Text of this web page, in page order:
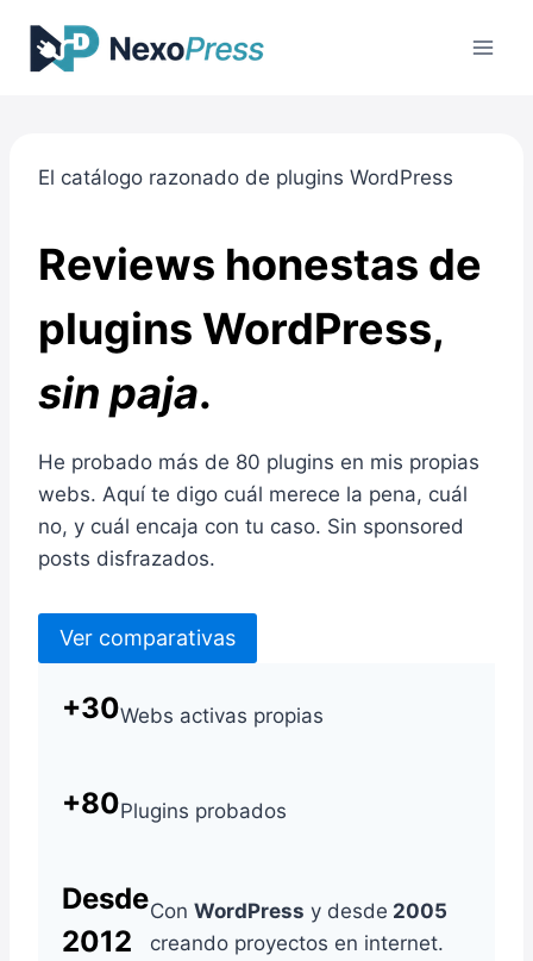
contenido
El catálogo razonado de plugins WordPress
Reviews honestas de
plugins WordPress,
sin paja.
He probado más de 80 plugins en mis propias
webs. Aquí te digo cuál merece la pena, cuál
no, y cuál encaja con tu caso. Sin sponsored
posts disfrazados.
Ver comparativas
+30Webs activas propias
+80Plugins probados
Desde
2012
ConWordPress y desde 2005
creando proyectos en internet.